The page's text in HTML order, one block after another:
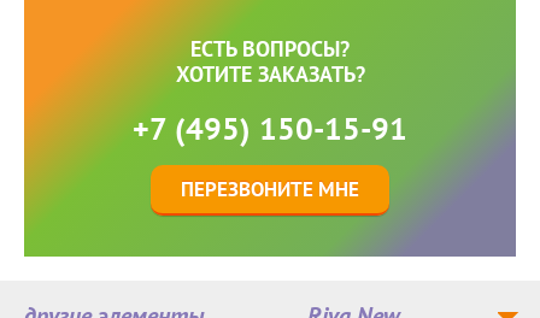
ЕСТЬ ВОПРОСЫ?
ХОТИТЕ ЗАКАЗАТЬ?
+7 (495) 150-15-91
ПЕРЕЗВОНИТЕ МНЕ